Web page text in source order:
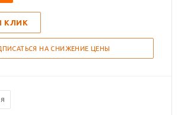
КЛИК
НА СНИЖЕНИЕ ЦЕНЫ